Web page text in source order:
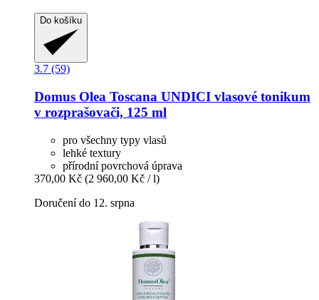
Do košíku
3.7 (59)
Domus Olea Toscana UNDICI vlasové tonikum
v rozprašovači, 125 ml
pro všechny typy vlasů
lehké textury
přírodní povrchová úprava
370,00 Kč (2 960,00 Kč / l)
Doručení do 12. srpna